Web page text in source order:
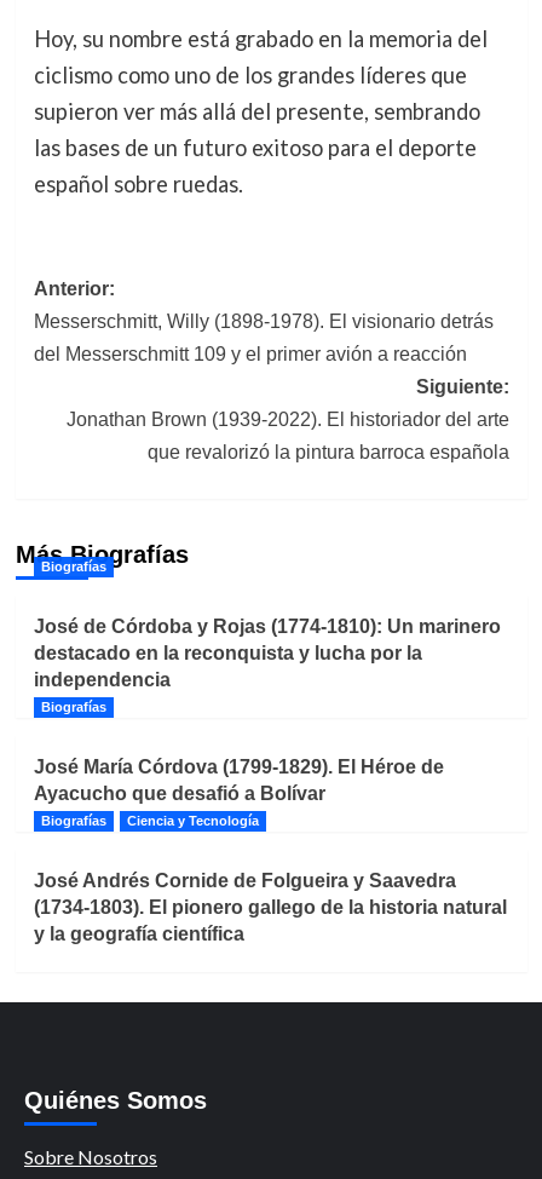
Hoy, su nombre está grabado en la memoria del
ciclismo como uno de los grandes líderes que
supieron ver más allá del presente, sembrando
las bases de un futuro exitoso para el deporte
español sobre ruedas.
Navegación
de
Anterior:
Messerschmitt, Willy (1898-1978). El visionario detrás
del Messerschmitt 109 y el primer avión a reacción
Siguiente:
Jonathan Brown (1939-2022). El historiador del arte
que revalorizó la pintura barroca española
Más Biografías
Biografías
José de Córdoba y Rojas (1774-1810): Un marinero
destacado en la reconquista y lucha por la
independencia
Biografías
José María Córdova (1799-1829). El Héroe de
Ayacucho que desafió a Bolívar
Biografías Ciencia y Tecnología
José Andrés Cornide de Folgueira y Saavedra
(1734-1803). El pionero gallego de la historia natural
y la geografía científica
Quiénes Somos
Sobre Nosotros